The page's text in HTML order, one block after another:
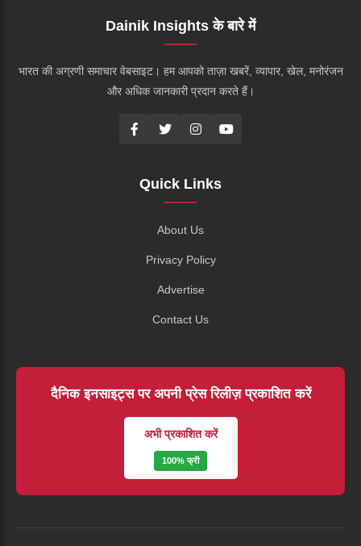
Dainik Insights के बारे में
भारत की अग्रणी समाचार वेबसाइट। हम आपको ताज़ा खबरें, व्यापार, खेल, मनोरंजन
और अधिक जानकारी प्रदान करते हैं।
Quick Links
About Us
Privacy Policy
Advertise
Contact Us
दैनिक इनसाइट्स पर अपनी प्रेस रिलीज़ प्रकाशित करें
अभी प्रकाशित करें
100% फ्री